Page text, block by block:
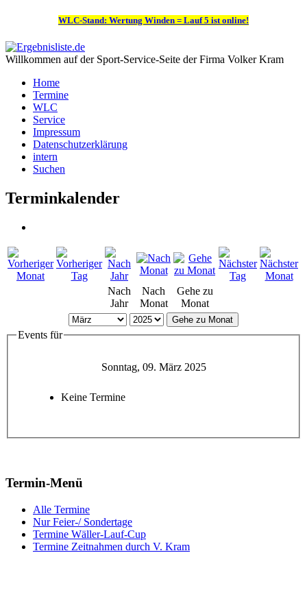
WLC-Stand: Wertung Winden = Lauf 5 ist online!
Willkommen auf der Sport-Service-Seite der Firma Volker Kram
Home
Termine
WLC
Service
Impressum
Datenschutzerklärung
intern
Suchen
Terminkalender
Nach
Jahr
Nach
Monat
Gehe zu
Monat
Gehe zu Monat
Events für
Sonntag, 09. März 2025
Keine Termine
Termin-Menü
Alle Termine
Nur Feier-/ Sondertage
Termine Wäller-Lauf-Cup
Termine Zeitnahmen durch V. Kram